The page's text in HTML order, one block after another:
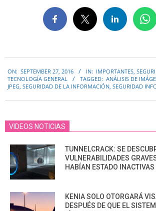
09-
27
ON: SEPTEMBER 27, 2016 IN: IMPORTANTES,
TECNOLOGÍA GENERAL
TAGGED: ANÁLISIS DE
JPEG, SEGURIDAD DE LA INFORMACIÓN, SEGURIDAD
VIDEOS NOTICIAS
TUNNELCRACK: SE
VULNERABILIDADES
HABÍAN ESTADO
KENIA SOLO OTORGARÁ
DESPUÉS DE QUE EL